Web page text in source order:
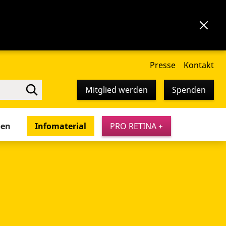
Presse Kontakt
Mitglied werden Spenden
Infomaterial PRO RETINA +